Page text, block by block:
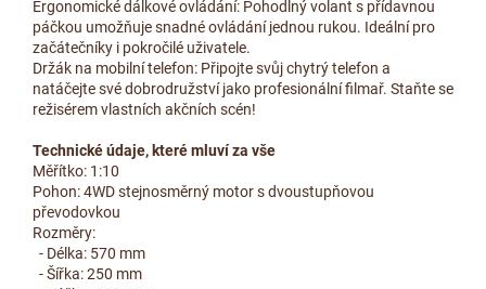
Ergonomické dálkové ovládání: Pohodlný volant s přídavnou
páčkou umožňuje snadné ovládání jednou rukou. Ideální pro
začátečníky i pokročilé uživatele.
Držák na mobilní telefon: Připojte svůj chytrý telefon a
natáčejte své dobrodružství jako profesionální filmař. Staňte se
režisérem vlastních akčních scén!
Technické údaje, které mluví za vše
Měřítko: 1:10
Pohon: 4WD stejnosměrný motor s dvoustupňovou
převodovkou
Rozměry:
- Délka: 570 mm
- Šířka: 250 mm